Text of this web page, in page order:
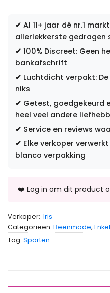
✔ Al 11+ jaar dé nr.1
allerlekkerste gedragen
✔ 100% Discreet: Geen
bankafschrift
✔ Luchtdicht verpakt:
niks
✔ Getest, goedgekeurd
heel veel andere
✔ Service en reviews
✔ Elke verkoper
blanco verpakking
Verkoper: Iris
Categorieën: Beenmode,
Tag: Sporten